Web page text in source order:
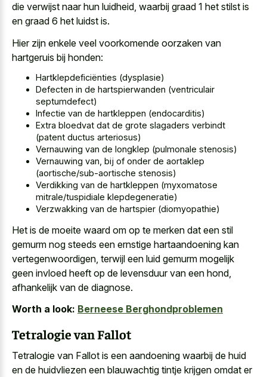
die verwijst naar hun luidheid, waarbij graad 1 het stilst is
en graad 6 het luidst is.
Hier zijn enkele veel voorkomende oorzaken van
hartgeruis bij honden:
Hartklepdeficiënties (dysplasie)
Defecten in de hartspierwanden (ventriculair
septumdefect)
Infectie van de hartkleppen (endocarditis)
Extra bloedvat dat de grote slagaders verbindt
(patent ductus arteriosus)
Vernauwing van de longklep (pulmonale stenosis)
Vernauwing van, bij of onder de aortaklep
(aortische/sub-aortische stenosis)
Verdikking van de hartkleppen (myxomatose
mitrale/tuspidiale klepdegeneratie)
Verzwakking van de hartspier (diomyopathie)
Het is de moeite waard om op te merken dat een stil
gemurm nog steeds een ernstige hartaandoening kan
vertegenwoordigen, terwijl een luid gemurm mogelijk
geen invloed heeft op de levensduur van een hond,
afhankelijk van de diagnose.
Worth a look: Berneese Berghondproblemen
Tetralogie van Fallot
Tetralogie van Fallot is een aandoening waarbij de huid
en de huidvliezen een blauwachtig tintje krijgen omdat er